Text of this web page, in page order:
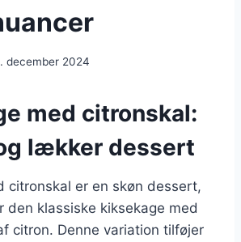
december 2024
med citronskal:
lækker dessert
citronskal er en skøn dessert,
den klassiske kiksekage med
citron. Denne variation tilføjer